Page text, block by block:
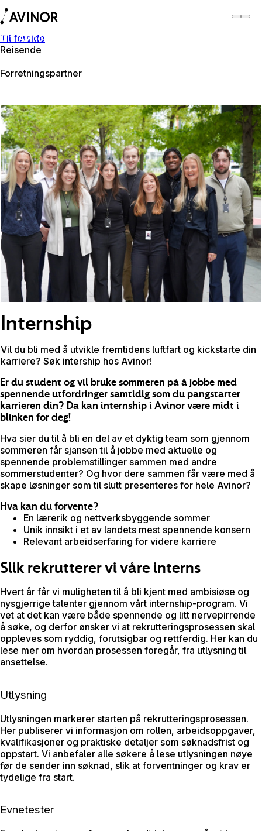
Til forside
Reisende
Forretningspartner
Om Avinor
Internship
Vil du bli med å utvikle fremtidens luftfart og kickstarte din
karriere? Søk intership hos Avinor!
Er du student og vil bruke sommeren på å jobbe med
spennende utfordringer samtidig som du pangstarter
karrieren din? Da kan internship i Avinor være midt i
blinken for deg!
Hva sier du til å bli en del av et dyktig team som gjennom
sommeren får sjansen til å jobbe med aktuelle og
spennende problemstillinger sammen med andre
sommerstudenter? Og hvor dere sammen får være med å
skape løsninger som til slutt presenteres for hele Avinor?
Hva kan du forvente?
En lærerik og nettverksbyggende sommer
Unik innsikt i et av landets mest spennende konsern
Relevant arbeidserfaring for videre karriere
Slik rekrutterer vi våre interns
Hvert år får vi muligheten til å bli kjent med ambisiøse og
nysgjerrige talenter gjennom vårt internship-program. Vi
vet at det kan være både spennende og litt nervepirrende
å søke, og derfor ønsker vi at rekrutteringsprosessen skal
oppleves som ryddig, forutsigbar og rettferdig. Her kan du
lese mer om hvordan prosessen foregår, fra utlysning til
ansettelse.
Utlysning
Utlysningen markerer starten på rekrutteringsprosessen.
Her publiserer vi informasjon om rollen, arbeidsoppgaver,
kvalifikasjoner og praktiske detaljer som søknadsfrist og
oppstart. Vi anbefaler alle søkere å lese utlysningen nøye
før de sender inn søknad, slik at forventninger og krav er
tydelige fra start.
Evnetester